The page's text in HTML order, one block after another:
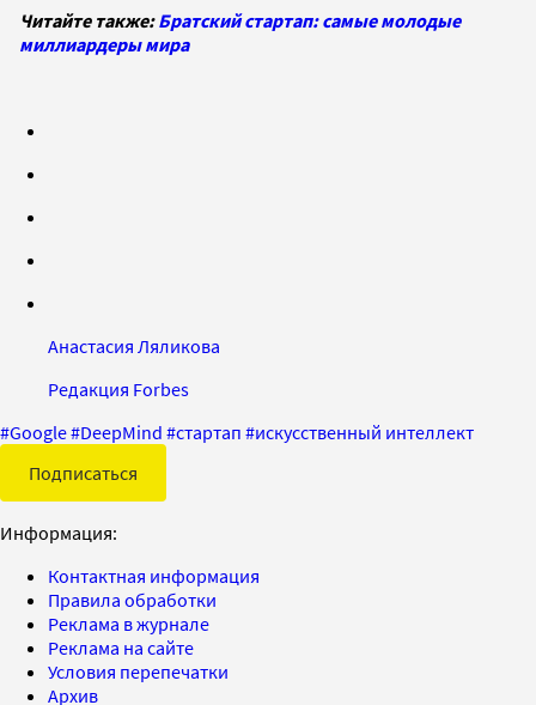
Читайте также:Братский стартап: самые молодые
миллиардеры мира
Анастасия Ляликова
Редакция Forbes
#Google#DeepMind #стартап #искусственный интеллект
Подписаться
Информация:
Контактная информация
Правила обработки
Реклама в журнале
Реклама на сайте
Условия перепечатки
Архив